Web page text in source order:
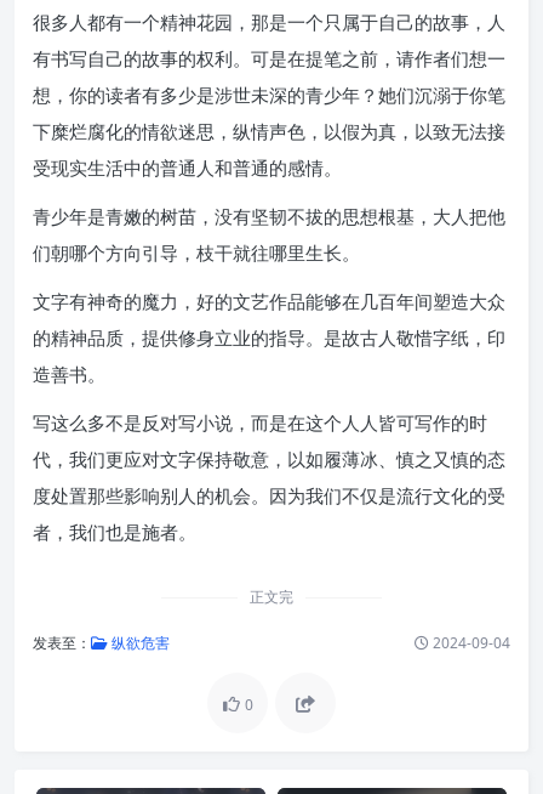
很多人都有一个精神花园，那是一个只属于自己的故事，人
有书写自己的故事的权利。可是在提笔之前，请作者们想一
想，你的读者有多少是涉世未深的青少年？她们沉溺于你笔
下糜烂腐化的情欲迷思，纵情声色，以假为真，以致无法接
受现实生活中的普通人和普通的感情。
青少年是青嫩的树苗，没有坚韧不拔的思想根基，大人把他
们朝哪个方向引导，枝干就往哪里生长。
文字有神奇的魔力，好的文艺作品能够在几百年间塑造大众
的精神品质，提供修身立业的指导。是故古人敬惜字纸，印
造善书。
写这么多不是反对写小说，而是在这个人人皆可写作的时
代，我们更应对文字保持敬意，以如履薄冰、慎之又慎的态
度处置那些影响别人的机会。因为我们不仅是流行文化的受
者，我们也是施者。
正文完
发表至： 纵欲危害 2024-09-04
0